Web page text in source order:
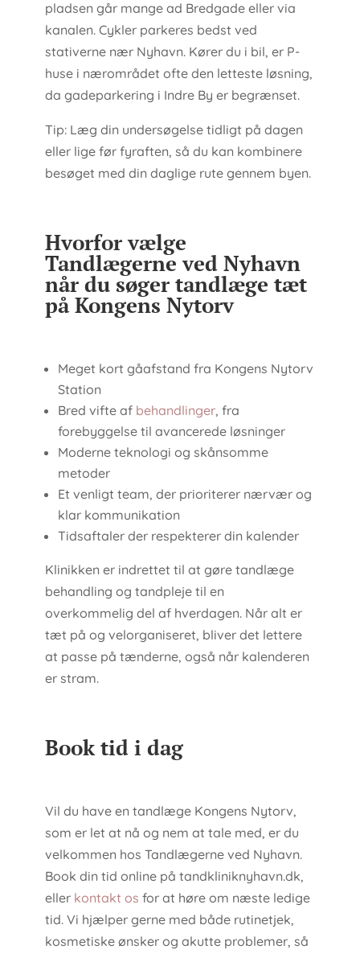
pladsen går mange ad Bredgade eller via
kanalen. Cykler parkeres bedst ved
stativerne nær Nyhavn. Kører du i bil, er P-
huse i nærområdet ofte den letteste løsning,
da gadeparkering i Indre By er begrænset.
Tip: Læg din undersøgelse tidligt på dagen
eller lige før fyraften, så du kan kombinere
besøget med din daglige rute gennem byen.
Hvorfor vælge
Tandlægerne ved Nyhavn
når du søger tandlæge tæt
på Kongens Nytorv
Meget kort gåafstand fra Kongens Nytorv
Station
Bred vifte af behandlinger, fra
forebyggelse til avancerede løsninger
Moderne teknologi og skånsomme
metoder
Et venligt team, der prioriterer nærvær og
klar kommunikation
Tidsaftaler der respekterer din kalender
Klinikken er indrettet til at gøre tandlæge
behandling og tandpleje til en
overkommelig del af hverdagen. Når alt er
tæt på og velorganiseret, bliver det lettere
at passe på tænderne, også når kalenderen
er stram.
Book tid i dag
Vil du have en tandlæge Kongens Nytorv,
som er let at nå og nem at tale med, er du
velkommen hos Tandlægerne ved Nyhavn.
Book din tid online på tandkliniknyhavn.dk,
eller kontakt os for at høre om næste ledige
tid. Vi hjælper gerne med både rutinetjek,
kosmetiske ønsker og akutte problemer, så